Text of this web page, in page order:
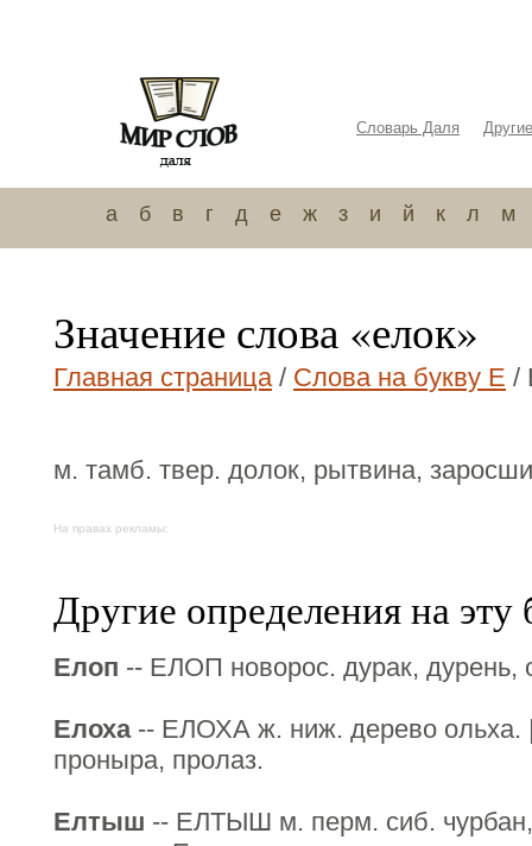
Словарь Даля
а б в г д е ж з и й к л м
Значение слова «елок»
Главная страница/ Слова на букву Е /
м. тамб. твер. долок, рытвина,
На правах рекламы:
Другие определения на эту
Елоп -- ЕЛОП новорос. дурак, дурень,
Елоха-- ЕЛОХА ж. ниж. дерево ольха.
проныра, пролаз.
Елтыш -- ЕЛТЫШ м. перм. сиб.